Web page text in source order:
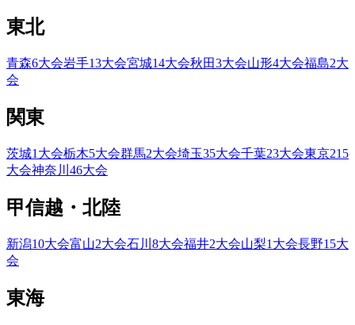
東北
青森6大会岩手13大会宮城14大会秋田3大会山形4大会福島2大
会
関東
茨城1 大会栃木5大会群馬2大会埼玉35大会千葉23大会東京215
大会神奈川 46大会
甲信越・北陸
新潟10大会富山2大会石川 8大会福井2大会山梨1 大会長野15大
会
東海